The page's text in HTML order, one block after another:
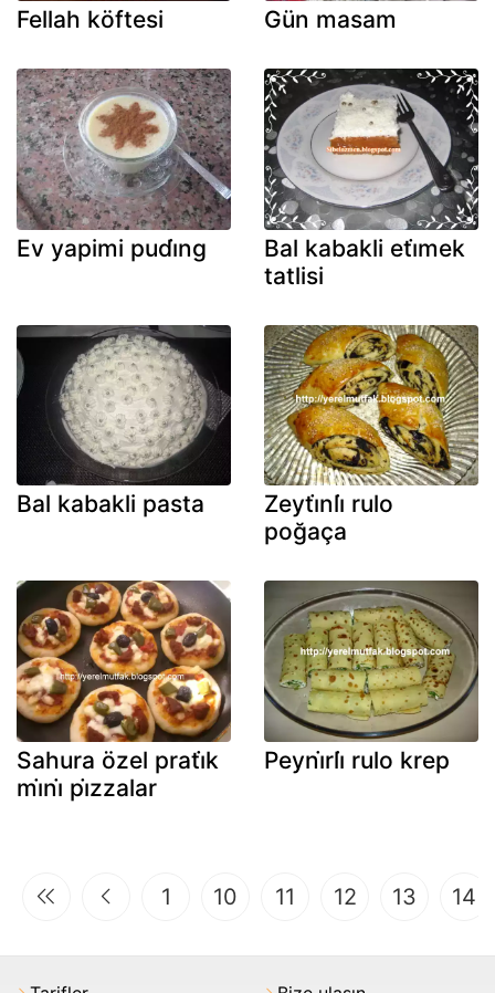
Fellah köftesi Gün masam
Ev yapimi pudi̇ng
Bal kabakli eti̇mek
tatlisi
Bal kabakli pasta
Zeyti̇nli̇ rulo
poğaça
Sahura özel prati̇k
mi̇ni̇ pi̇zzalar
Peyni̇rli̇ rulo krep
1 10 11 12 13 14